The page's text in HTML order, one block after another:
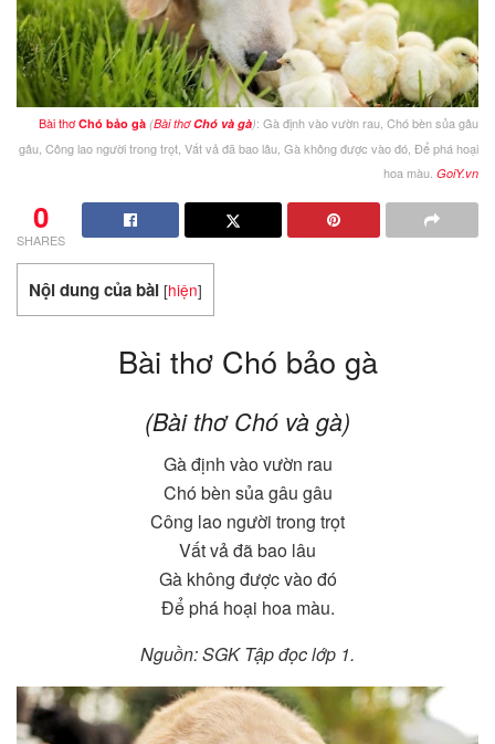
Bài thơChó bảo gà (Bài thơChó và gà): Gà định vào vườn rau, Chó bèn sủa gâu
gâu, Công lao người trong trọt, Vất vả đã bao lâu, Gà không được vào đó, Để phá hoại
hoa màu. GoiY.vn
0
SHARES
Nội dung của bài [hiện]
Bài thơ Chó bảo gà
(Bài thơ Chó và gà)
Gà định vào vườn rau
Chó bèn sủa gâu gâu
Công lao người trong trọt
Vất vả đã bao lâu
Gà không được vào đó
Để phá hoại hoa màu.
Nguồn: SGK Tập đọc lớp 1.